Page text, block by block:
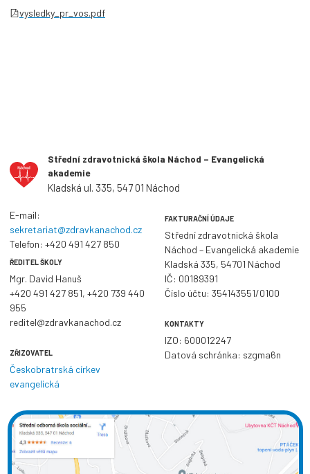
vysledky_pr_vos.pdf
Střední zdravotnická škola Náchod – Evangelická
akademie
Kladská ul. 335, 547 01 Náchod
E-mail:
sekretariat@zdravkanachod.cz
Telefon: +420 491 427 850
ŘEDITEL ŠKOLY
Mgr. David Hanuš
+420 491 427 851, +420 739 440
955
reditel@zdravkanachod.cz
ZŘIZOVATEL
Českobratrská církev
evangelická
FAKTURAČNÍ ÚDAJE
Střední zdravotnická škola
Náchod – Evangelická akademie
Kladská 335, 54701 Náchod
IČ: 00189391
Číslo účtu: 354143551/0100
KONTAKTY
IZO: 600012247
Datová schránka: szgma6n